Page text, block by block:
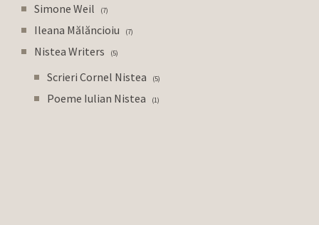
Simone Weil 7
Ileana Mălăncioiu 7
Nistea Writers 5
Scrieri Cornel Nistea 5
Poeme Iulian Nistea 1